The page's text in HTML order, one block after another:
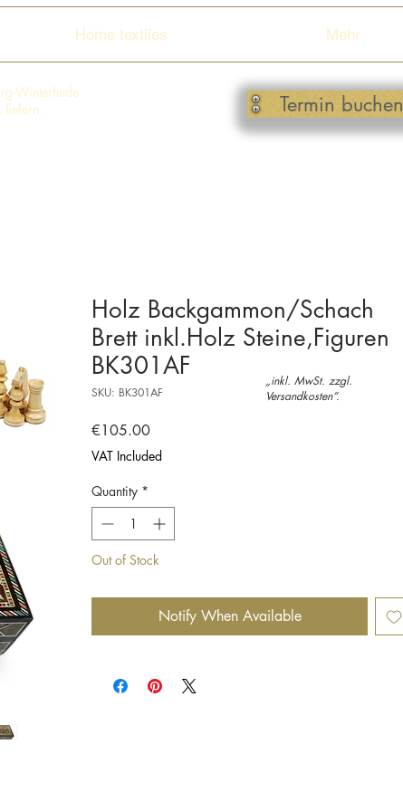
Home textiles Mehr
Winterhude
liefern.
Termin buchen
Holz Backgammon/Schach
Brett inkl.Holz Steine,Figuren
BK301AF
SKU: BK301AF
€105.00Price
VAT Included
Quantity *
Out of Stock
Notify When Available
„inkl. MwSt. zzgl.
Versandkosten“.